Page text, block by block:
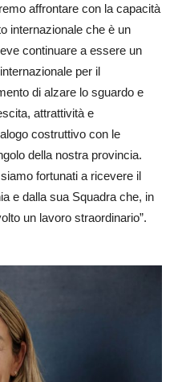
affrontare con la capacità
internazionale che è un
continuare a essere un
per il
di alzare lo sguardo e
attrattività e
costruttivo con le
della nostra provincia.
fortunati a ricevere il
e dalla sua Squadra che, in
un lavoro straordinario”.